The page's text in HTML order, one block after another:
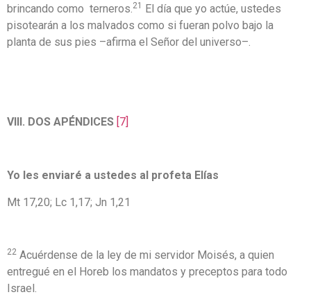
brincando como terneros.21
El día que yo actúe, ustedes
pisotearán a los malvados como si fueran polvo bajo la
planta de sus pies –afirma el Señor del universo–.
VIII. DOS APÉNDICES [7]
Yo les enviaré a ustedes al profeta Elías
Mt 17,20; Lc 1,17; Jn 1,21
22 Acuérdense de la ley de mi servidor Moisés, a quien
entregué en el Horeb los mandatos y preceptos para todo
Israel.